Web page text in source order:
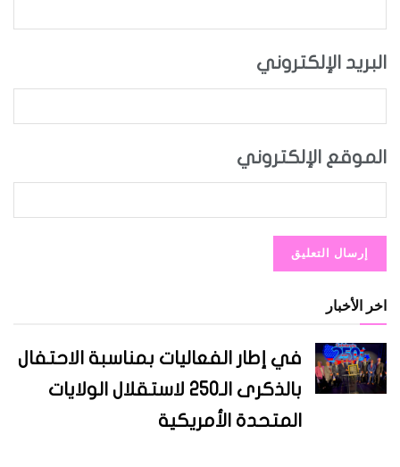
البريد الإلكتروني
الموقع الإلكتروني
اخر الأخبار
في إطار الفعاليات بمناسبة الاحتفال
بالذكرى الـ250 لاستقلال الولايات
المتحدة الأمريكية